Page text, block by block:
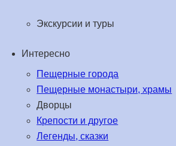
Экскурсии и туры
Интересно
Пещерные города
Пещерные монастыри, храмы
Дворцы
Крепости и другое
Легенды, сказки